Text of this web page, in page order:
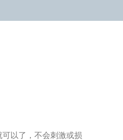
以了，不会刺激或损